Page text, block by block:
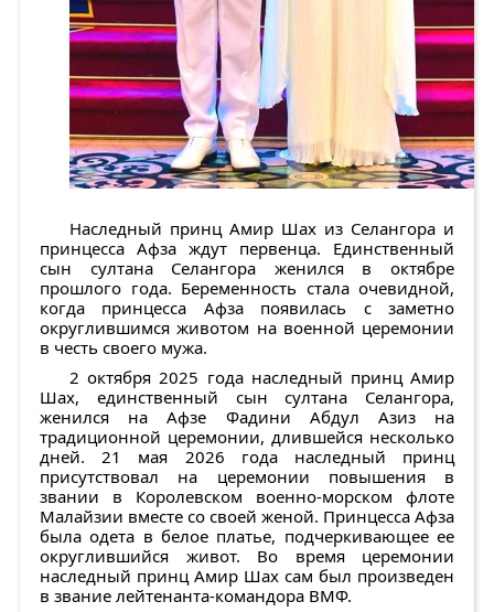
Наследный принц Амир Шах из Селангора и
принцесса Афза ждут первенца. Единственный
сын султана Селангора женился в октябре
прошлого года. Беременность стала очевидной,
когда принцесса Афза появилась с заметно
округлившимся животом на военной церемонии
в честь своего мужа.
2 октября 2025 года наследный принц Амир
Шах, единственный сын султана Селангора,
женился на Афзе Фадини Абдул Азиз на
традиционной церемонии, длившейся несколько
дней. 21 мая 2026 года наследный принц
присутствовал на церемонии повышения в
звании в Королевском военно-морском флоте
Малайзии вместе со своей женой. Принцесса Афза
была одета в белое платье, подчеркивающее ее
округлившийся живот. Во время церемонии
наследный принц Амир Шах сам был произведен
в звание лейтенанта-командора ВМФ.